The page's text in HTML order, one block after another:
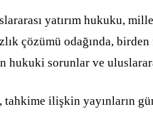
yatırım hukuku,
çözümü odağında,
hukuki sorunlar ve
tahkime ilişkin yayınların